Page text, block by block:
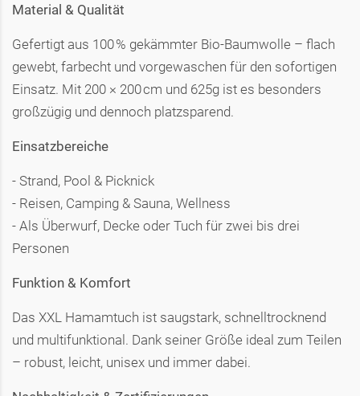
Material & Qualität
Gefertigt aus 100 % gekämmter Bio-Baumwolle – flach
gewebt, farbecht und vorgewaschen für den sofortigen
Einsatz. Mit 200 × 200 cm und 625g ist es besonders
großzügig und dennoch platzsparend.
Einsatzbereiche
- Strand, Pool & Picknick
- Reisen, Camping & Sauna, Wellness
- Als Überwurf, Decke oder Tuch für zwei bis drei
Personen
Funktion & Komfort
Das XXL Hamamtuch ist saugstark, schnelltrocknend
und multifunktional. Dank seiner Größe ideal zum Teilen
– robust, leicht, unisex und immer dabei.